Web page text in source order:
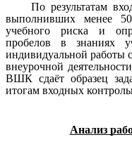
По результатам
выполнивших менее
учебного риска и
пробелов в знаниях
индивидуальной работы
внеурочной
ВШК сдаёт образец
итогам входных
Анализ